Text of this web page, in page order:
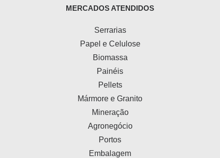
MERCADOS ATENDIDOS
Serrarias
Papel e Celulose
Biomassa
Painéis
Pellets
Mármore e Granito
Mineração
Agronegócio
Portos
Embalagem